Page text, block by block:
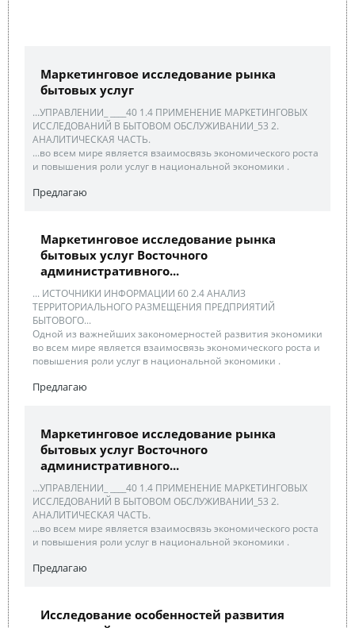
Маркетинговое исследование рынка
бытовых услуг
...УПРАВЛЕНИИ_ ____40 1.4 ПРИМЕНЕНИЕ МАРКЕТИНГОВЫХ
ИССЛЕДОВАНИЙ В БЫТОВОМ ОБСЛУЖИВАНИИ_53 2.
АНАЛИТИЧЕСКАЯ ЧАСТЬ.
...во всем мире является взаимосвязь экономического роста
и повышения роли услуг в национальной экономики .
Предлагаю
Маркетинговое исследование рынка
бытовых услуг Восточного
административного...
... ИСТОЧНИКИ ИНФОРМАЦИИ 60 2.4 АНАЛИЗ
ТЕРРИТОРИАЛЬНОГО РАЗМЕЩЕНИЯ ПРЕДПРИЯТИЙ
БЫТОВОГО...
Одной из важнейших закономерностей развития экономики
во всем мире является взаимосвязь экономического роста и
повышения роли услуг в национальной экономики .
Предлагаю
Маркетинговое исследование рынка
бытовых услуг Восточного
административного...
...УПРАВЛЕНИИ_ ____40 1.4 ПРИМЕНЕНИЕ МАРКЕТИНГОВЫХ
ИССЛЕДОВАНИЙ В БЫТОВОМ ОБСЛУЖИВАНИИ_53 2.
АНАЛИТИЧЕСКАЯ ЧАСТЬ.
...во всем мире является взаимосвязь экономического роста
и повышения роли услуг в национальной экономики .
Предлагаю
Исследование особенностей развития